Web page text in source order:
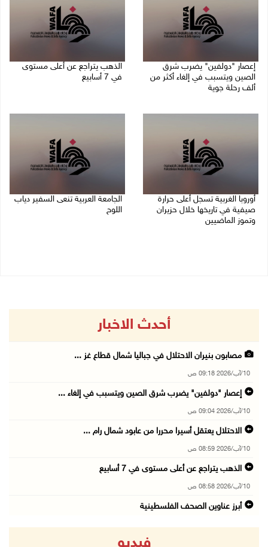
إعصار "دولفين" يضرب شرق
الصين ويتسبب في إلغاء أكثر من
ألف رحلة جوية
الذهب يتراجع عن أعلى مستوى
في 7 أسابيع
أوروبا الغربية تسجل أعلى حرارة
صيفية في تاريخها خلال حزيران
وتموز الماضيين
الجامعة العربية تنعى السفير دياب
اللوح
أحدث الاخبار
مصابون بنيران الاحتلال في جباليا شمال قطاع غز ...
10/آب/2026 09:18 ص
إعصار "دولفين" يضرب شرق الصين ويتسبب في إلغاء ...
10/آب/2026 09:04 ص
الاحتلال يعتقل أسيرا محررا من عابود شمال رام ...
10/آب/2026 08:59 ص
الذهب يتراجع عن أعلى مستوى في 7 أسابيع
10/آب/2026 08:58 ص
أبرز عناوين الصحف الفلسطينية
"التربية": تمديد فترة استقبال طلبات منح البكا ...